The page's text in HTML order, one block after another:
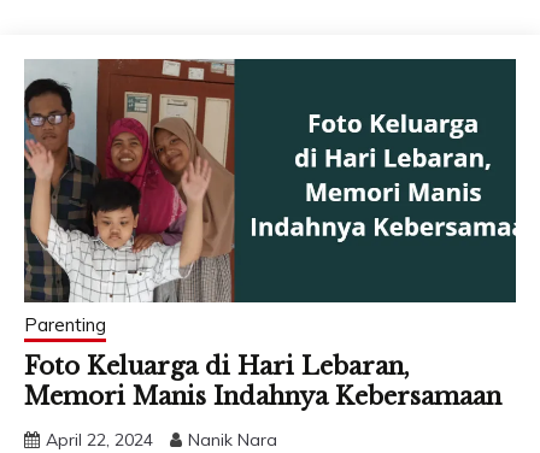
Parenting
Foto Keluarga di Hari Lebaran,
Memori Manis Indahnya Kebersamaan
April 22, 2024 Nanik Nara